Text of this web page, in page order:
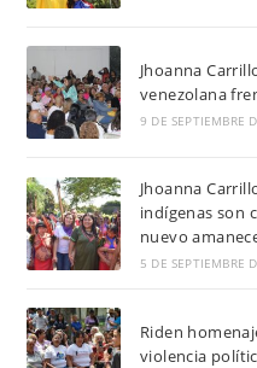
Jhoanna
venezolana
9 DE SEPTIEMBRE
Jhoanna
indígenas son
nuevo
5 DE SEPTIEMBRE
Riden
violencia